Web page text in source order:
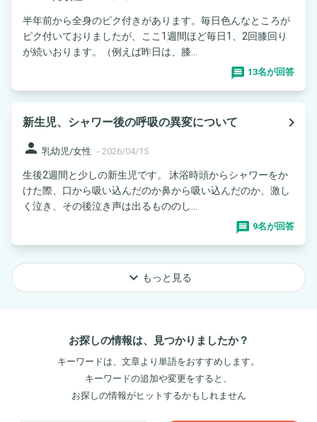
半年前から全身のピク付きがあります。毎日色んなところが
ピク付いておりましたが、ここ1週間ほど毎日1、2回膝回り
が続いおります。（例えば昨日は、膝...
13名が回答
新生児、シャワー後の呼吸の異変について
navigate_next
person 乳幼児/女性 - 2026/04/15
生後2週間と少しの新生児です。 沐浴時頭からシャワーをか
けた際、口から吸い込んだのか鼻から吸い込んだのか、激し
く泣き、その後泣き声は出るもののし...
9名が回答
keyboard_arrow_down もっと見る
お探しの情報は、見つかりましたか？
キーワードは、文章より単語をおすすめします。
キーワードの追加や変更をすると、
お探しの情報がヒットするかもしれません